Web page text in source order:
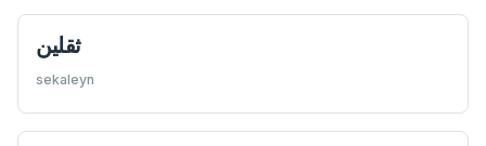
ثقلين
sekaleyn